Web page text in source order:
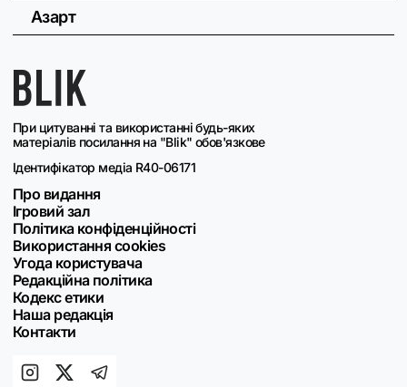
При цитуванні та використанні будь-яких
матеріалів посилання на "Blik" обов'язкове
Ідентифікатор медіа R40-06171
Про видання
Ігровий зал
Політика конфіденційності
Використання cookies
Угода користувача
Редакційна політика
Кодекс етики
Наша редакція
Контакти
Азарт